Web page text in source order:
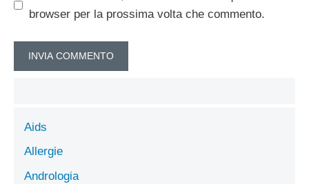
browser per la prossima volta che commento.
Aids
Allergie
Andrologia